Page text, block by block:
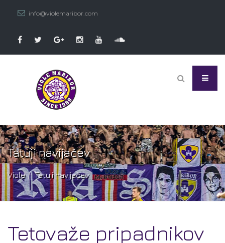
info@violemaribor.com
Tatuji navijačev
Viole Tatuji navijačev
Tetovaže pripadnikov